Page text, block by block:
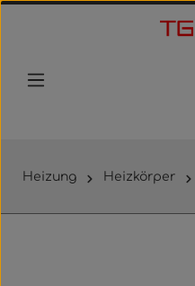
Zum Hauptinhalt springen
Heizung Heizkörper